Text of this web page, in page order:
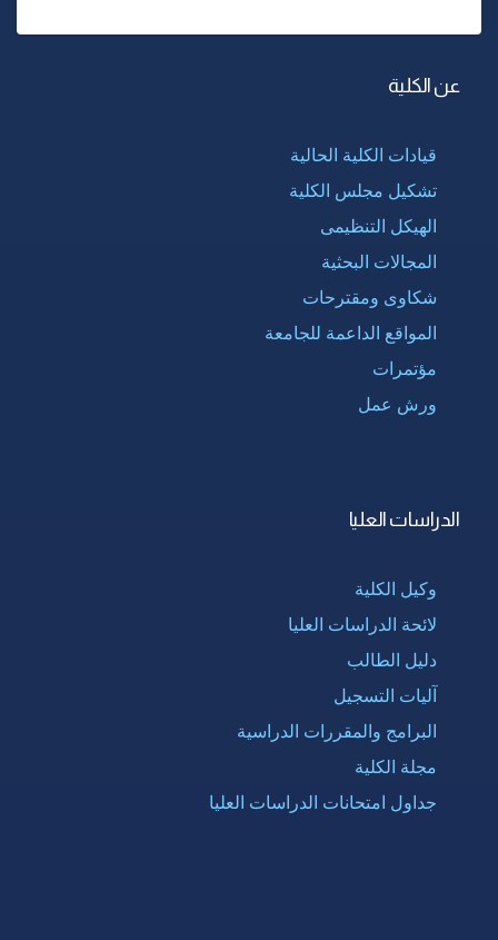
عن الكلية
قيادات الكلية الحالية
تشكيل مجلس الكلية
الهيكل التنظيمى
المجالات البحثية
شكاوى ومقترحات
المواقع الداعمة للجامعة
مؤتمرات
ورش عمل
الدراسات العليا
وكيل الكلية
لائحة الدراسات العليا
دليل الطالب
آليات التسجيل
البرامج والمقررات الدراسية
مجلة الكلية
جداول امتحانات الدراسات العليا